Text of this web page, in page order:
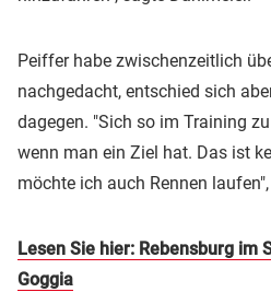
Peiffer habe zwischenzeitlich
nachgedacht, entschied sich
dagegen. "Sich so im Training
wenn man ein Ziel hat. Das ist
möchte ich auch Rennen
Lesen Sie hier: Rebensburg im
Goggia